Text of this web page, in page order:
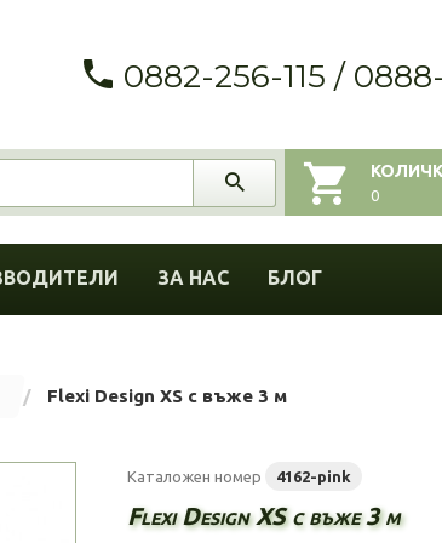
0882-256-115 /
0
ЗА НАС БЛОГ
Flexi Design XS с въже 3 м
Каталожен номер 4162-pink
Flexi Design XS с въже 3 м